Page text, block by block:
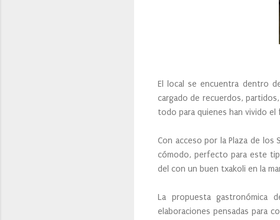
El local se encuentra dentro
cargado de recuerdos,
todo para quienes han vivido
Con acceso por la Plaza de
cómodo, perfecto para este
del con un buen txakoli en la
La propuesta gastronómica
elaboraciones pensadas para